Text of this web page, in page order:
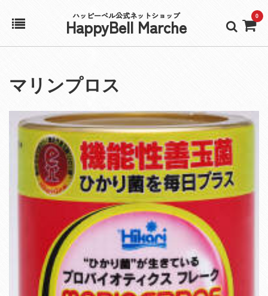
ハッピーベル公式ネットショップ
HappyBell Marche 0
アカウント
カート
マリンプロス